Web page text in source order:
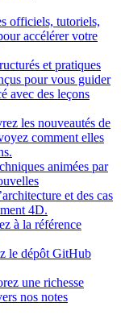
officiels, tutoriels,
accélérer votre
et pratiques
pour vous guider
avec des leçons
les nouveautés de
comment elles
animées par
et des cas
4D.
à la référence
le dépôt GitHub
une richesse
nos notes